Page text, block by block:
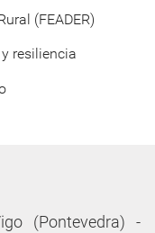
(FEADER)
resiliencia
(Pontevedra) -